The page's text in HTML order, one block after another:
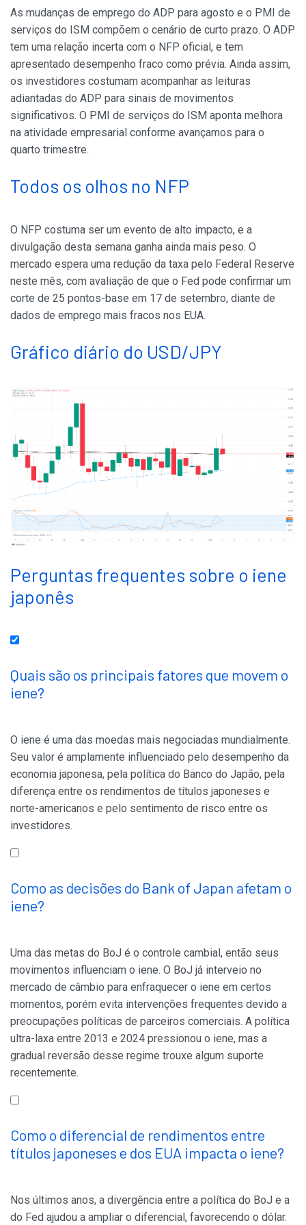
As mudanças de emprego do ADP para agosto e o PMI de
serviços do ISM compõem o cenário de curto prazo. O ADP
tem uma relação incerta com o NFP oficial, e tem
apresentado desempenho fraco como prévia. Ainda assim,
os investidores costumam acompanhar as leituras
adiantadas do ADP para sinais de movimentos
significativos. O PMI de serviços do ISM aponta melhora
na atividade empresarial conforme avançamos para o
quarto trimestre.
Todos os olhos no NFP
O NFP costuma ser um evento de alto impacto, e a
divulgação desta semana ganha ainda mais peso. O
mercado espera uma redução da taxa pelo Federal Reserve
neste mês, com avaliação de que o Fed pode confirmar um
corte de 25 pontos-base em 17 de setembro, diante de
dados de emprego mais fracos nos EUA.
Gráfico diário do USD/JPY
Perguntas frequentes sobre o iene
japonês
Quais são os principais fatores que movem o
iene?
O iene é uma das moedas mais negociadas mundialmente.
Seu valor é amplamente influenciado pelo desempenho da
economia japonesa, pela política do Banco do Japão, pela
diferença entre os rendimentos de títulos japoneses e
norte-americanos e pelo sentimento de risco entre os
investidores.
Como as decisões do Bank of Japan afetam o
iene?
Uma das metas do BoJ é o controle cambial, então seus
movimentos influenciam o iene. O BoJ já interveio no
mercado de câmbio para enfraquecer o iene em certos
momentos, porém evita intervenções frequentes devido a
preocupações políticas de parceiros comerciais. A política
ultra-laxa entre 2013 e 2024 pressionou o iene, mas a
gradual reversão desse regime trouxe algum suporte
recentemente.
Como o diferencial de rendimentos entre
títulos japoneses e dos EUA impacta o iene?
Nos últimos anos, a divergência entre a política do BoJ e a
do Fed ajudou a ampliar o diferencial, favorecendo o dólar.